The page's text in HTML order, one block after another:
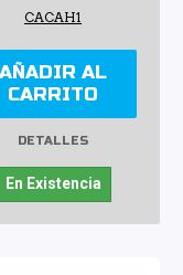
CACAH1
AÑADIR AL
CARRITO
DETALLES
En Existencia